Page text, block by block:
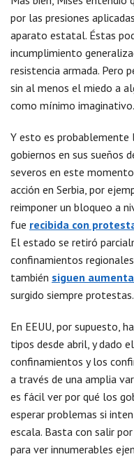
por las presiones
aparato estatal. Éstas
incumplimiento
resistencia armada. Pero
sin al menos el miedo a
como mínimo imaginativo.
Y esto es
gobiernos en sus sueños
severos en este
acción en Serbia, por
reimponer un bloqueo a
fue recibida con
El estado se retiró
confinamientos
también siguen
surgido siempre protestas.
En EEUU, por supuesto,
tipos desde abril, y dado
confinamientos y los
a través de una amplia
es fácil ver por qué los
esperar problemas si
escala. Basta con salir
para ver innumerables